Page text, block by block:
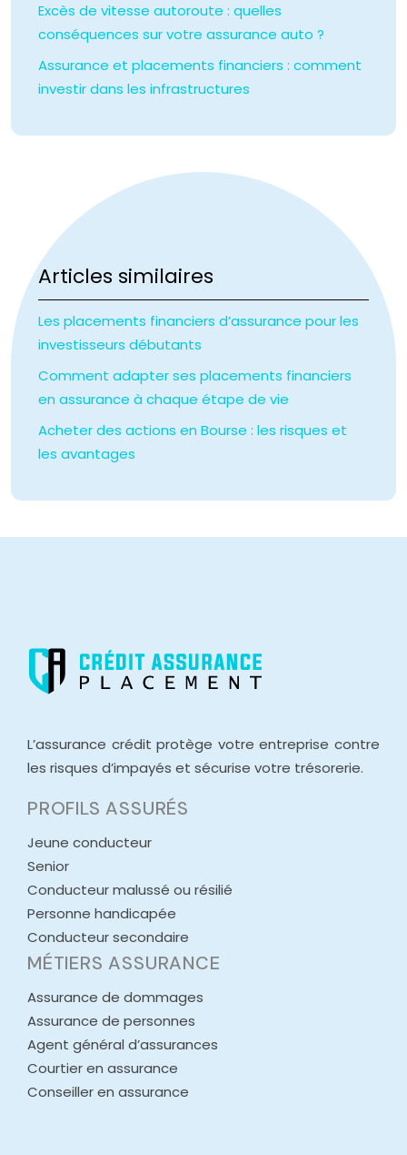
Excès de vitesse autoroute : quelles
conséquences sur votre assurance auto ?
Assurance et placements financiers : comment
investir dans les infrastructures
Articles similaires
Les placements financiers d’assurance pour les
investisseurs débutants
Comment adapter ses placements financiers
en assurance à chaque étape de vie
Acheter des actions en Bourse : les risques et
les avantages
L’assurance crédit protège votre entreprise contre
les risques d’impayés et sécurise votre trésorerie.
PROFILS ASSURÉS
Jeune conducteur
Senior
Conducteur malussé ou résilié
Personne handicapée
Conducteur secondaire
MÉTIERS ASSURANCE
Assurance de dommages
Assurance de personnes
Agent général d’assurances
Courtier en assurance
Conseiller en assurance